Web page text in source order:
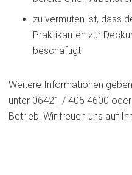
zu vermuten ist, dass
Praktikanten zur
beschäftigt.
Weitere Informationen
unter 06421 / 405 4600
Betrieb. Wir freuen uns auf